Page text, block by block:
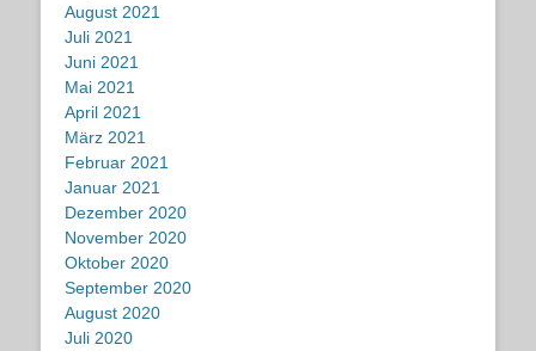
August 2021
Juli 2021
Juni 2021
Mai 2021
April 2021
März 2021
Februar 2021
Januar 2021
Dezember 2020
November 2020
Oktober 2020
September 2020
August 2020
Juli 2020